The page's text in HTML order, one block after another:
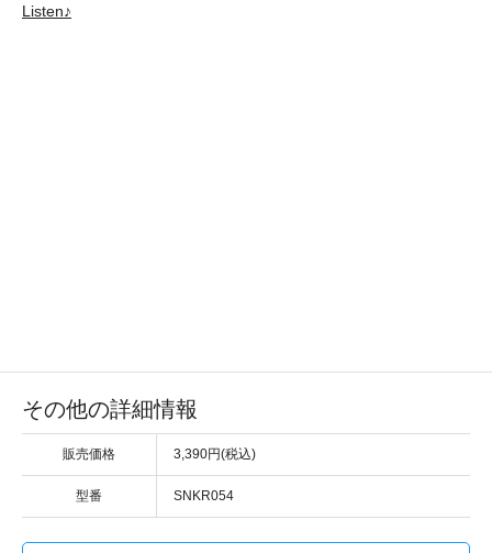
Listen♪
その他の詳細情報
販売価格 3,390円(税込)
型番 SNKR054